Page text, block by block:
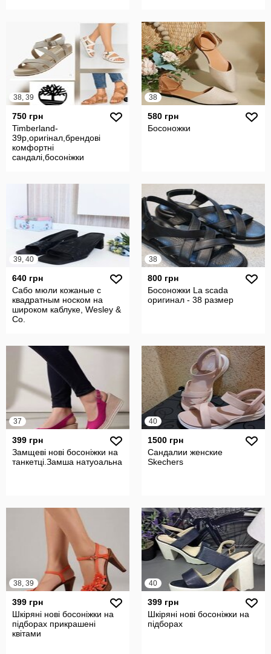
38, 39
750 грн
Timberland-
39p,оригінал,брендові
комфортні
сандалі,босоніжки
38
580 грн
Босоножки
39, 40
640 грн
Сабо мюли кожаные с
квадратным носком на
широком каблуке, Wesley &
Co.
38
800 грн
Босоножки La scada
оригинал - 38 размер
37
399 грн
Замщеві нові босоніжки на
танкетці.Замша натуоальна
40
1500 грн
Сандалии женские
Skechers
38, 39
399 грн
Шкіряні нові босоніжки на
підборах прикрашені
квітами
40
399 грн
Шкіряні нові босоніжки на
підборах